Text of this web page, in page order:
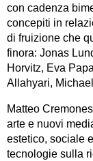
con cadenza
concepiti in
di fruizione che
finora: Jonas
Horvitz, Eva
Allahyari,
Matteo
arte e nuovi
estetico, sociale
tecnologie sulla